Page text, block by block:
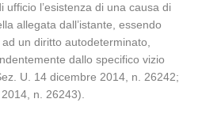
l’esistenza di una causa di
allegata dall’istante, essendo
un diritto autodeterminato,
dallo specifico vizio
U. 14 dicembre 2014, n. 26242;
n. 26243).